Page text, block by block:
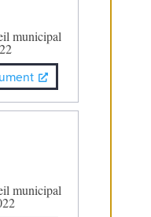
municipal
municipal